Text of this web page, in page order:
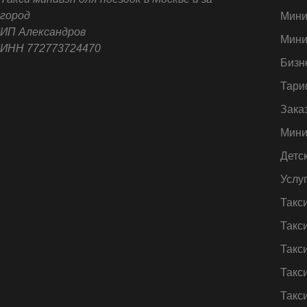
город
ИП Александров
ИНН 772773724470